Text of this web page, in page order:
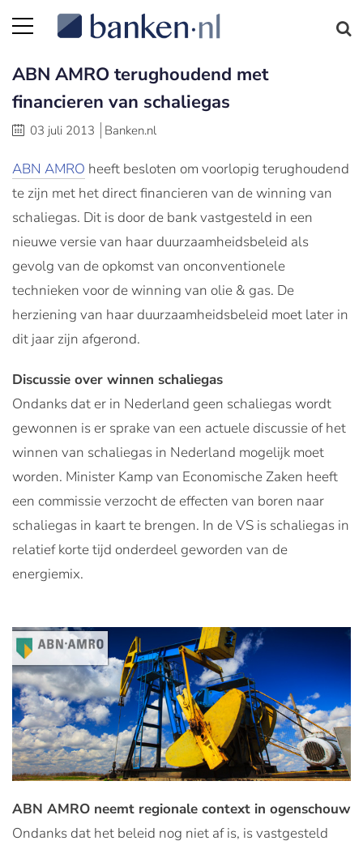
ABN AMRO terughoudend met
financieren van schaliegas
03 juli 2013 Banken.nl
ABN AMRO heeft besloten om voorlopig terughoudend
te zijn met het direct financieren van de winning van
schaliegas. Dit is door de bank vastgesteld in een
nieuwe versie van haar duurzaamheidsbeleid als
gevolg van de opkomst van onconventionele
technieken voor de winning van olie & gas. De
herziening van haar duurzaamheidsbeleid moet later in
dit jaar zijn afgerond.
Discussie over winnen schaliegas
Ondanks dat er in Nederland geen schaliegas wordt
gewonnen is er sprake van een actuele discussie of het
winnen van schaliegas in Nederland mogelijk moet
worden. Minister Kamp van Economische Zaken heeft
een commissie verzocht de effecten van boren naar
schaliegas in kaart te brengen. In de VS is schaliegas in
relatief korte tijd onderdeel geworden van de
energiemix.
ABN AMRO neemt regionale context in ogenschouw
Ondanks dat het beleid nog niet af is, is vastgesteld